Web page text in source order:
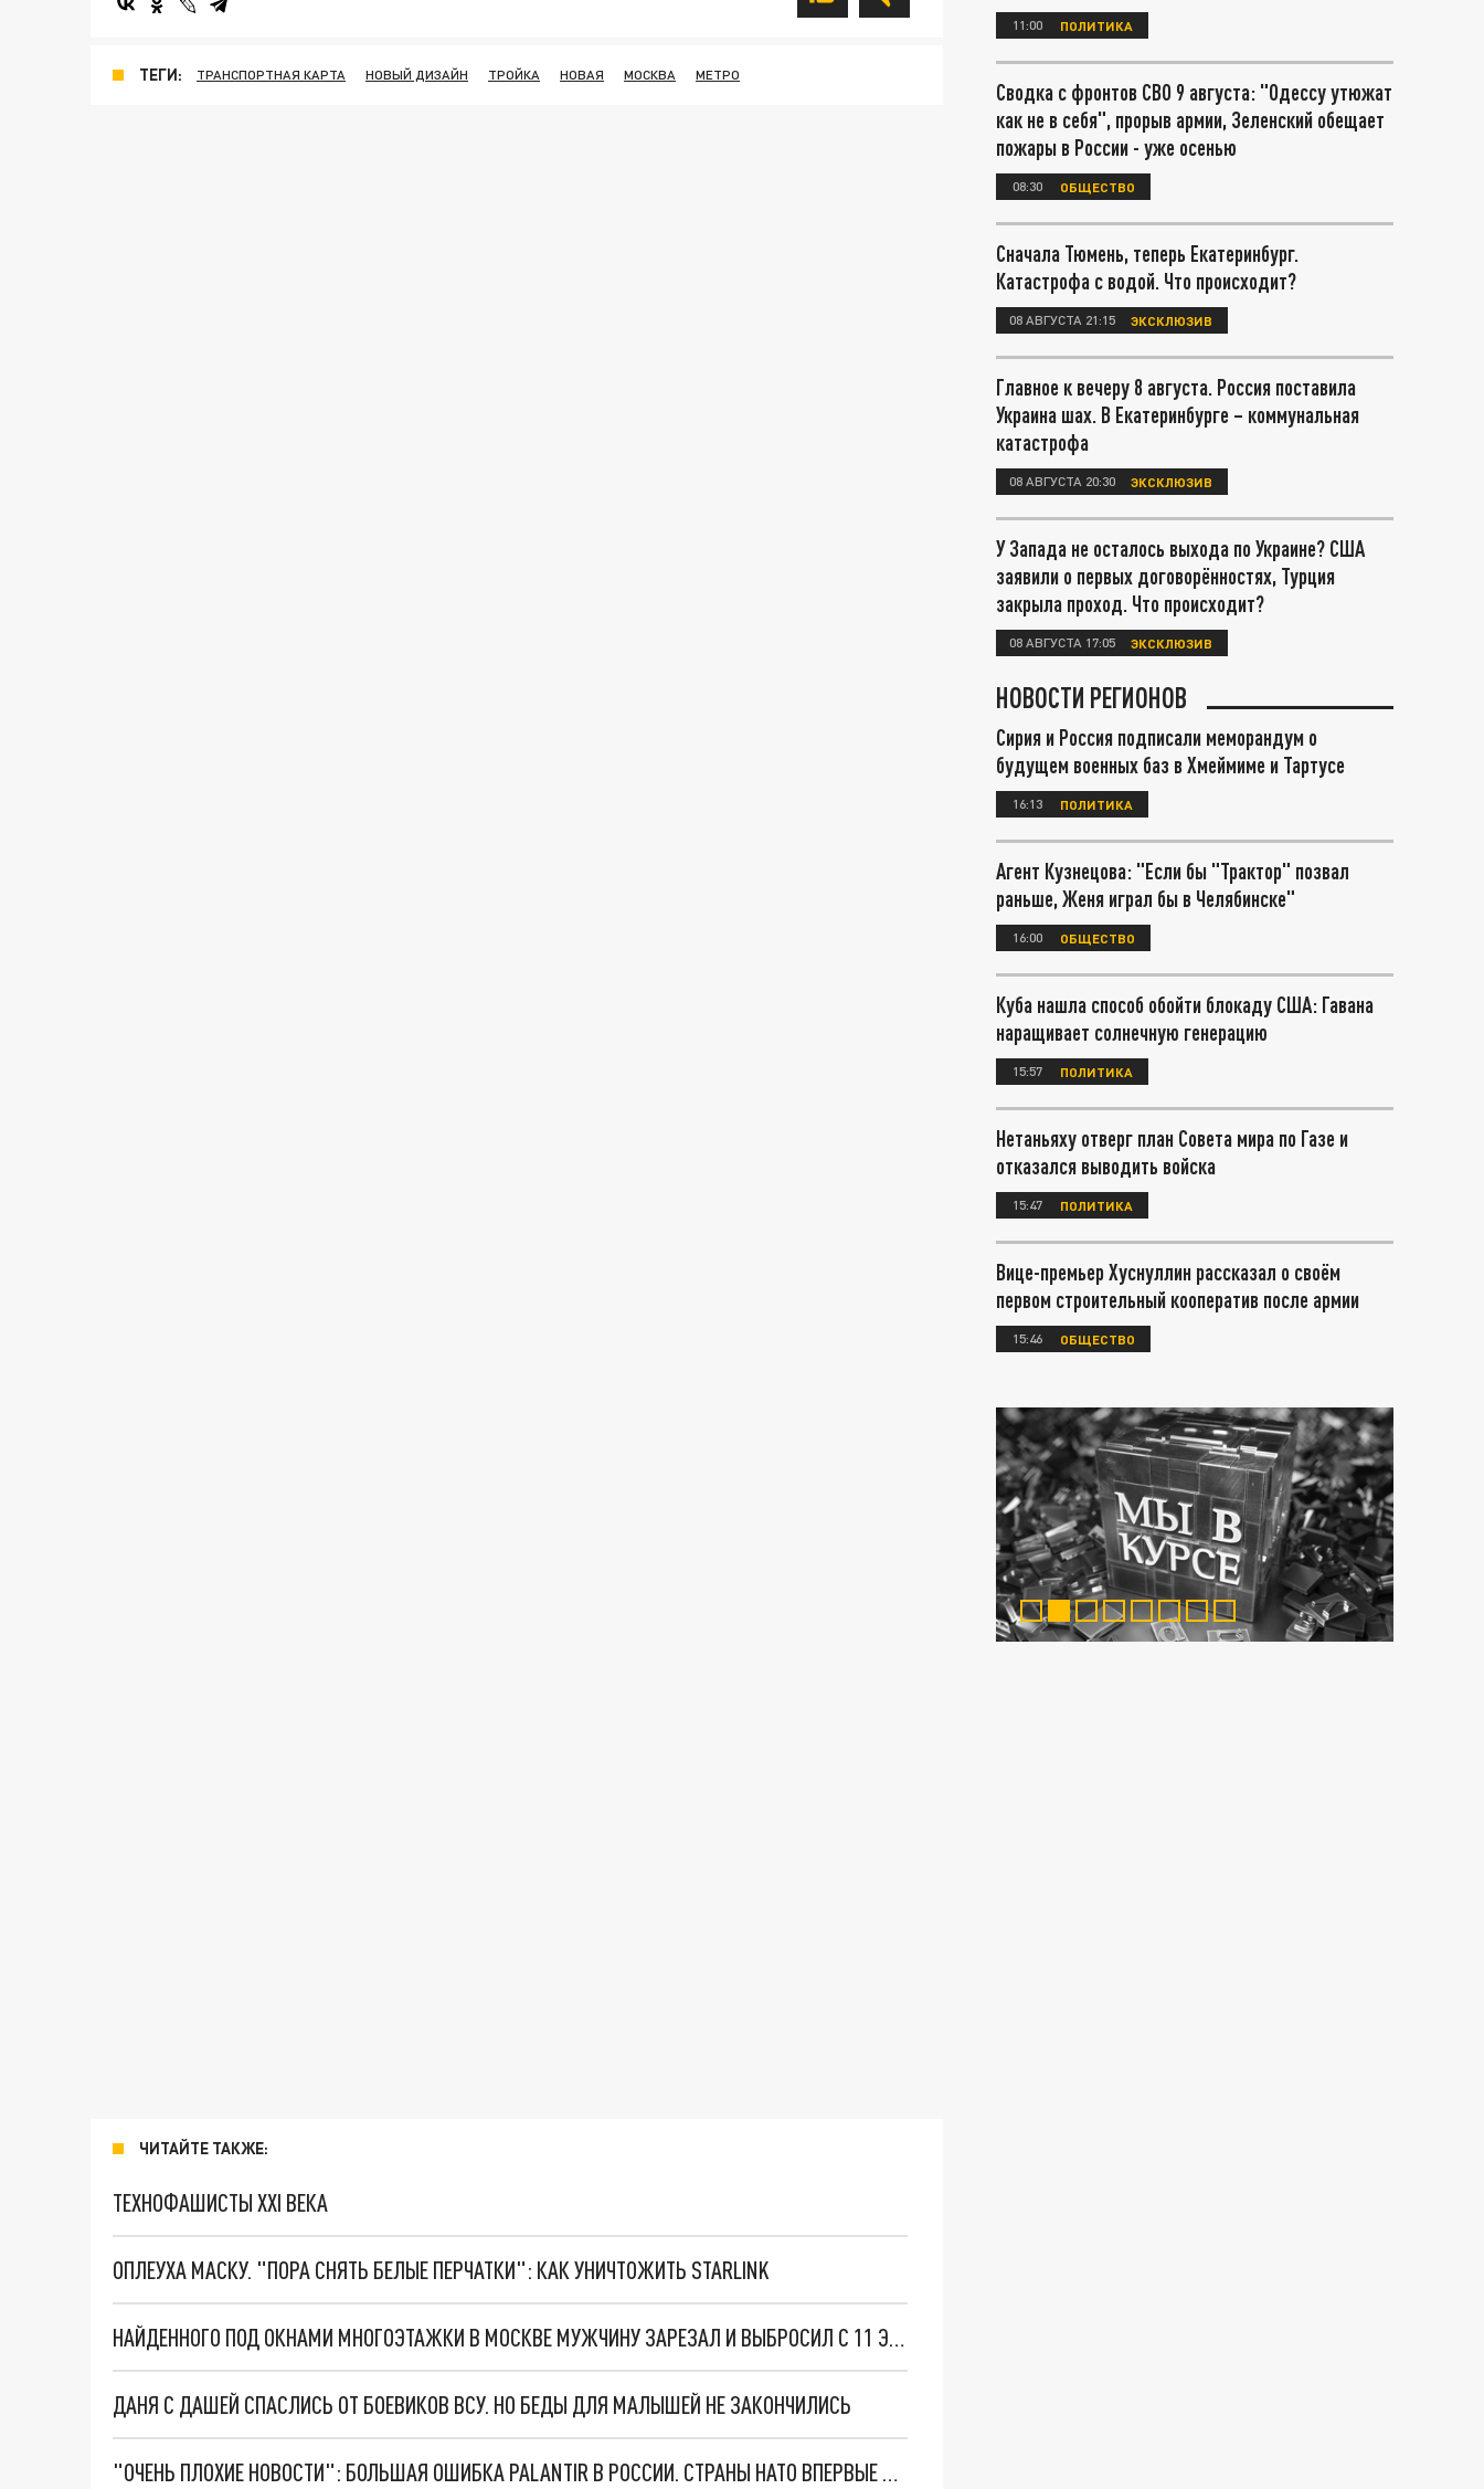
ТЕГИ: ТРАНСПОРТНАЯ КАРТА НОВЫЙ ДИЗАЙН ТРОЙКА НОВАЯ МОСКВА МЕТРО
ЧИТАЙТЕ ТАКЖЕ:
ТЕХНОФАШИСТЫ XXI ВЕКА
ОПЛЕУХА МАСКУ. "ПОРА СНЯТЬ БЕЛЫЕ ПЕРЧАТКИ": КАК УНИЧТОЖИТЬ STARLINK
НАЙДЕННОГО ПОД ОКНАМИ МНОГОЭТАЖКИ В МОСКВЕ МУЖЧИНУ ЗАРЕЗАЛ И ВЫБРОСИЛ С 11 ЭТАЖА ЕГО НАЧАЛЬНИК
ДАНЯ С ДАШЕЙ СПАСЛИСЬ ОТ БОЕВИКОВ ВСУ. НО БЕДЫ ДЛЯ МАЛЫШЕЙ НЕ ЗАКОНЧИЛИСЬ
"ОЧЕНЬ ПЛОХИЕ НОВОСТИ": БОЛЬШАЯ ОШИБКА PALANTIR В РОССИИ. СТРАНЫ НАТО ВПЕРВЫЕ ЗА СВО ОСТАНОВИЛИ ПОСТАВКИ ОРУЖИЯ. ВСУ ТЕРЯЮТ ПРИГРАНИЧЬЕ?
11:00 ПОЛИТИКА
Сводка с фронтов СВО 9 августа: "Одессу утюжат
как не в себя", прорыв армии, Зеленский обещает
пожары в России - уже осенью
08:30 ОБЩЕСТВО
Сначала Тюмень, теперь Екатеринбург.
Катастрофа с водой. Что происходит?
08 АВГУСТА 21:15 ЭКСКЛЮЗИВ
Главное к вечеру 8 августа. Россия поставила
Украина шах. В Екатеринбурге – коммунальная
катастрофа
08 АВГУСТА 20:30 ЭКСКЛЮЗИВ
У Запада не осталось выхода по Украине? США
заявили о первых договорённостях, Турция
закрыла проход. Что происходит?
08 АВГУСТА 17:05 ЭКСКЛЮЗИВ
НОВОСТИ РЕГИОНОВ
Сирия и Россия подписали меморандум о
будущем военных баз в Хмеймиме и Тартусе
16:13 ПОЛИТИКА
Агент Кузнецова: "Если бы "Трактор" позвал
раньше, Женя играл бы в Челябинске"
16:00 ОБЩЕСТВО
Куба нашла способ обойти блокаду США: Гавана
наращивает солнечную генерацию
15:57 ПОЛИТИКА
Нетаньяху отверг план Совета мира по Газе и
отказался выводить войска
15:47 ПОЛИТИКА
Вице-премьер Хуснуллин рассказал о своём
первом строительный кооператив после армии
15:46 ОБЩЕСТВО